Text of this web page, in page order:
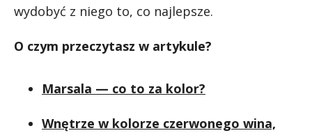
wydobyć z niego to, co najlepsze.
O czym przeczytasz w artykule?
Marsala — co to za kolor?
Wnętrze w kolorze czerwonego wina,